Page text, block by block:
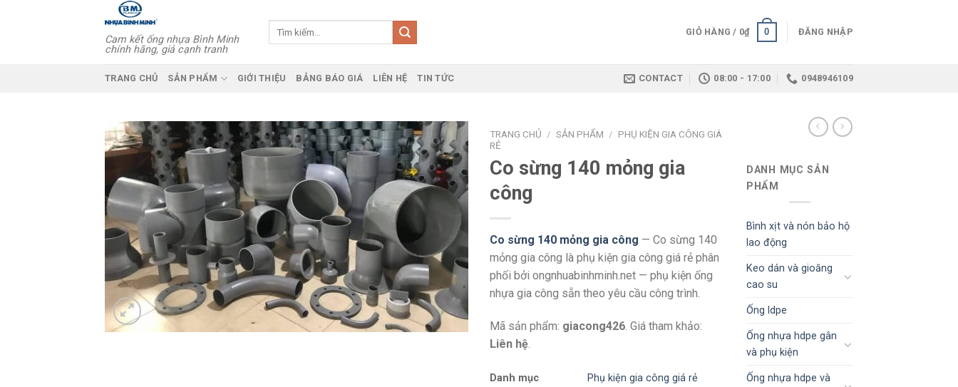
Cam kết ống nhựa Bình Minh
chính hãng, giá cạnh tranh
GIỎ HÀNG / 0₫ 0 ĐĂNG NHẬP
TRANG CHỦ SẢN PHẨM GIỚI THIỆU BẢNG BÁO GIÁ LIÊN HỆ TIN TỨC CONTACT 08:00 - 17:00 0948946109
TRANG CHỦ / SẢN PHẨM / PHỤ KIỆN GIA CÔNG GIÁ
RẺ
Co sừng 140 mỏng gia
công
Co sừng 140 mỏng gia công — Co sừng 140
mỏng gia công là phụ kiện gia công giá rẻ phân
phối bởi ongnhuabinhminh.net — phụ kiện ống
nhựa gia công sẵn theo yêu cầu công trình.
Mã sản phẩm: giacong426 . Giá tham khảo:
Liên hệ
Danh mục
Phụ kiện gia công giá rẻ
DANH MỤC SẢN
PHẨM
Bình xịt và nón bảo hộ
lao động
Keo dán và gioăng
cao su
Ống ldpe
Ống nhựa hdpe gân
và phụ kiện
Ống nhựa hdpe và